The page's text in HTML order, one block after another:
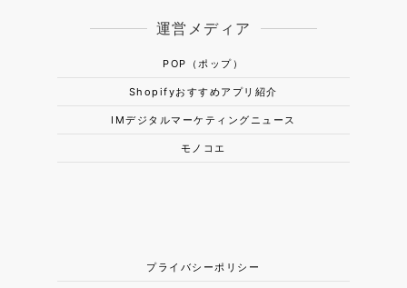
運営メディア
POP（ポップ）
Shopifyおすすめアプリ紹介
IMデジタルマーケティングニュース
モノコエ
プライバシーポリシー